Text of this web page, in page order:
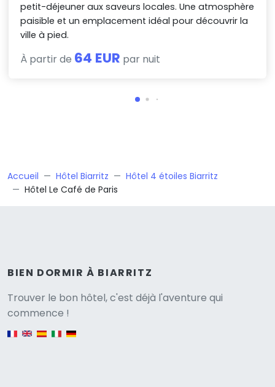
petit-déjeuner aux saveurs locales. Une atmosphère
paisible et un emplacement idéal pour découvrir la
ville à pied.
À partir de 64 EUR par nuit
Accueil Hôtel Biarritz
Hôtel 4 étoiles Biarritz
Hôtel Le Café de Paris
BIEN DORMIR À BIARRITZ
Trouver le bon hôtel, c'est déjà l'aventure qui
commence !
English version